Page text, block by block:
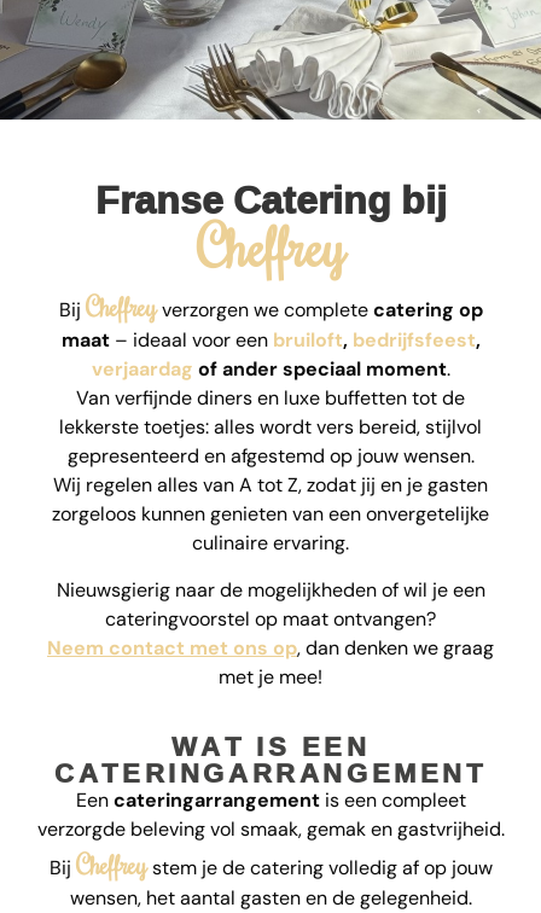
Franse Catering bij
Cheffrey
Bij Cheffreyverzorgen we completecatering op
maat– ideaal voor een bruiloft, bedrijfsfeest,
verjaardag of ander speciaal moment.
Van verfijnde diners en luxe buffetten tot de
lekkerste toetjes: alles wordt vers bereid, stijlvol
gepresenteerd en afgestemd op jouw wensen.
Wij regelen alles van A tot Z, zodat jij en je gasten
zorgeloos kunnen genieten van een onvergetelijke
culinaire ervaring.
Nieuwsgierig naar de mogelijkheden of wil je een
cateringvoorstel op maat ontvangen?
Neem contact met ons op, dan denken we graag
met je mee!
WAT IS EEN
CATERINGARRANGEMENT
Eencateringarrangementis een compleet
verzorgde beleving vol smaak, gemak en gastvrijheid.
Bij Cheffreystem je de catering volledig af op jouw
wensen, het aantal gasten en de gelegenheid.